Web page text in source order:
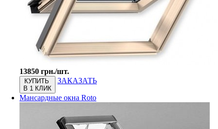
13850 грн./шт.
КУПИТЬ
В 1 КЛИК
ЗАКАЗАТЬ
Мансардные окна Roto